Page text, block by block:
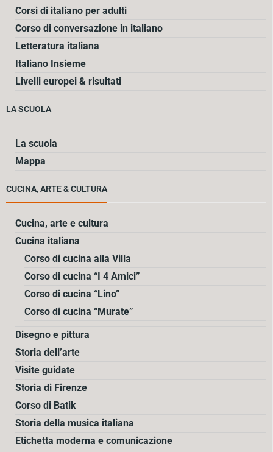
Corsi di italiano per adulti
Corso di conversazione in italiano
Letteratura italiana
Italiano Insieme
Livelli europei & risultati
LA SCUOLA
La scuola
Mappa
CUCINA, ARTE & CULTURA
Cucina, arte e cultura
Cucina italiana
Corso di cucina alla Villa
Corso di cucina “I 4 Amici”
Corso di cucina “Lino”
Corso di cucina “Murate”
Disegno e pittura
Storia dell’arte
Visite guidate
Storia di Firenze
Corso di Batik
Storia della musica italiana
Etichetta moderna e comunicazione